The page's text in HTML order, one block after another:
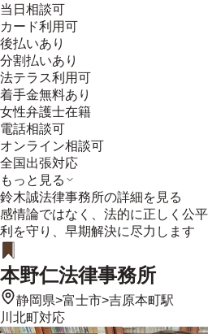
当日相談可
カード利用可
後払いあり
分割払いあり
法テラス利用可
着手金無料あり
女性弁護士在籍
電話相談可
オンライン相談可
全国出張対応
もっと見る
鈴木誠法律事務所の詳細を見る
感情論ではなく、法的に正しく公
利を守り、早期解決に尽力します
本野仁法律事務所
静岡県>富士市>吉原本町駅
川北町対応